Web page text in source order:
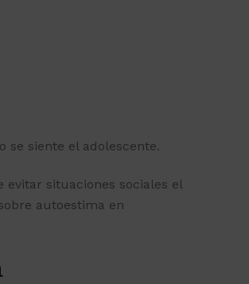
se siente el adolescente.
evitar situaciones sociales el
autoestima en